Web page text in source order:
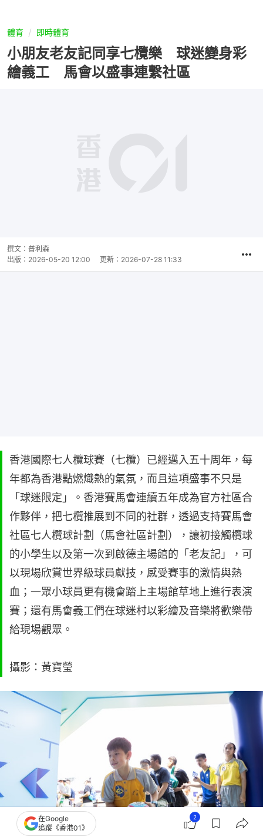
體育 即時體育
小朋友老友記同享七欖樂 球迷變身彩
繪義工 馬會以盛事連繫社區
撰文： 普利森
出版： 2026-05-20 12:00 更新： 2026-07-28 11:33
香港國際七人欖球賽（七欖）已經邁入五十周年，每
年都為香港點燃熾熱的氣氛，而且這項盛事不只是
「球迷限定」。香港賽馬會連續五年成為官方社區合
作夥伴，把七欖推展到不同的社群，透過支持賽馬會
社區七人欖球計劃（馬會社區計劃），讓初接觸欖球
的小學生以及第一次到啟德主場館的「老友記」，可
以現場欣賞世界級球員獻技，感受賽事的激情與熱
血；一眾小球員更有機會踏上主場館草地上進行表演
賽；還有馬會義工們在球迷村以彩繪及音樂將歡樂帶
給現場觀眾。
攝影：黃寶瑩
在Google
追蹤《香港01》
2